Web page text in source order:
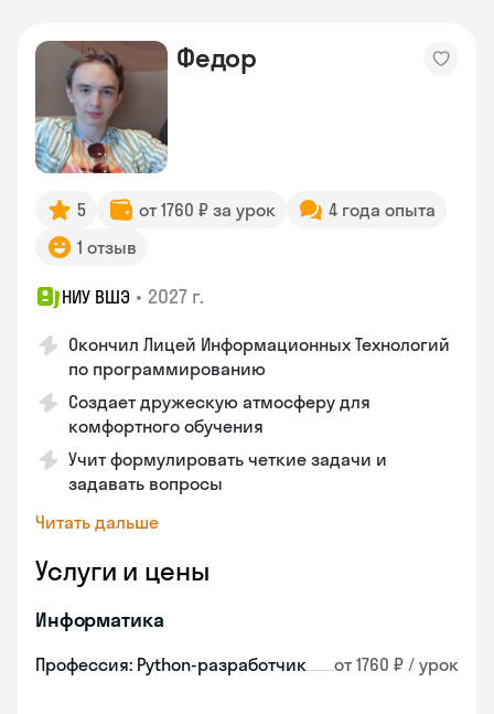
Федор
5 от 1760 ₽ за урок
4 года опыта
1 отзыв
НИУ ВШЭ • 2027 г.
Окончил Лицей Информационных Технологий
по программированию
Создает дружескую атмосферу для
комфортного обучения
Учит формулировать четкие задачи и
задавать вопросы
Читать дальше
Услуги и цены
Информатика
Профессия: Python-разработчик от 1760 ₽ / урок